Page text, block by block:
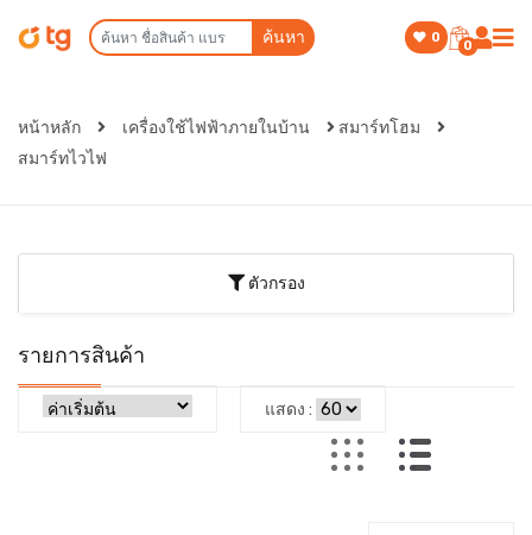
ค้นหา 0
0
หน้าหลัก เครื่องใช้ไฟฟ้าภายในบ้าน
สมาร์ทโฮม
สมาร์ทไวไฟ
ตัวกรอง
รายการสินค้า
แสดง :